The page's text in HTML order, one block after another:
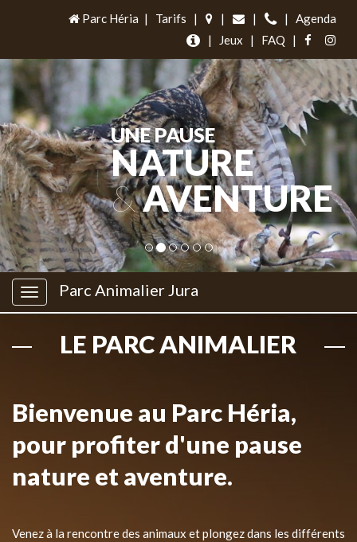
Parc Héria | Tarifs | | | |
Agenda
|
Jeux | FAQ |
UNE PAUSE
NATURE
&AVENTURE
Parc Animalier Jura
LE PARC ANIMALIER
Bienvenue au Parc Héria,
pour profiter d'une pause
nature et aventure.
Venez à la rencontre des animaux et plongez dans les différents